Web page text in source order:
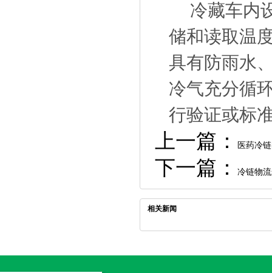
冷藏车内
储和读取温
具有防雨水
冷气充分循
行验证或标
上一篇： 医药冷
下一篇： 冷链物
相关新闻